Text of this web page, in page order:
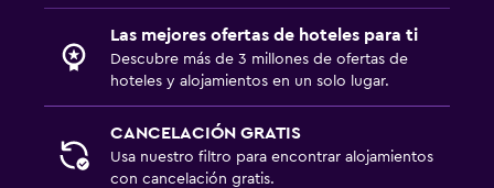
Botiquín de primeros auxilios
Cámaras CCTV en zonas comunes
Cámaras CCTV en el exterior
Aire libre
Terraza/patio
Las mejores ofertas de hoteles para ti
Descubre más de 3 millones de ofertas de
hoteles y alojamientos en un solo lugar.
CANCELACIÓN GRATIS
Usa nuestro filtro para encontrar alojamientos
con cancelación gratis.